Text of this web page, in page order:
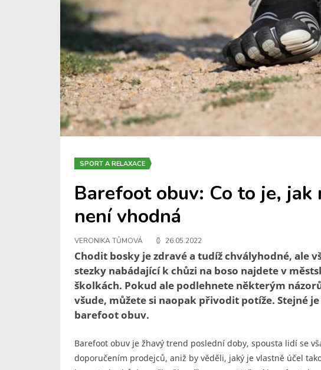
SPORT A RELAXACE
Barefoot obuv: Co to je, jak
není vhodná
VERONIKA TŮMOVÁ 26.05.2022
Chodit bosky je zdravé a tudíž chvályhodné, ale
stezky nabádající k chůzi na boso najdete v
školkách. Pokud ale podlehnete některým
všude, můžete si naopak přivodit potíže. Stejné
barefoot obuv.
Barefoot obuv je žhavý trend poslední doby, spousta lidí se
doporučením prodejců, aniž by věděli, jaký je vlastně účel